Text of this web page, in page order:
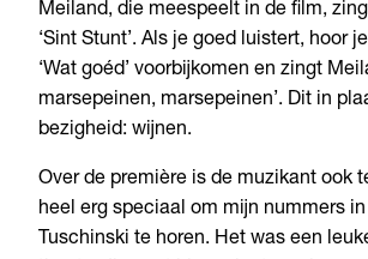
Meiland, die meespeelt in de film,
‘Sint Stunt’. Als je goed luistert, hoor
‘Wat goéd’ voorbijkomen en zingt
marsepeinen, marsepeinen’. Dit in
bezigheid: wijnen.
Over de première is de muzikant ook
heel erg speciaal om mijn nummers
Tuschinski te horen. Het was een